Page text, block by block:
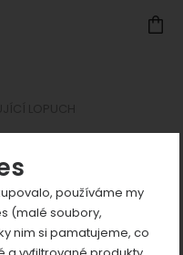
používáme my
(malé soubory,
nim si pamatujeme, co